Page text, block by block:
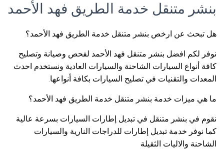
بنشر متنقل خدمة الطريق فهد الأحمد
هل تبحث عن ارخص بنشر متنقل خدمة الطريق فهد الأحمد؟
نوفر لكم افضل بنشر متنقل فهد الأحمد لفحص وصيانة وتصليح
كافة أنواع السيارات الشاحنة والسيارات العادية ونستخدم احدث
المعدات والتقنيات في تصليح السيارات بكافة أنواعها.
ما هي ميزات خدمة بنشر متنقل خدمة الطريق فهد الأحمد؟
نقوم في بنشر متنقل في تبديل إطارات السيارات بسرعة عالية
كما نوفر خدمة تبديل إطارات للدراجات النارية والسيارات
الشاحنة والاليات الثقيلة